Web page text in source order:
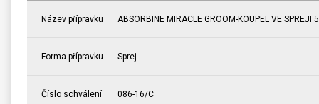
Název přípravku ABSORBINE MIRACLE GROOM-KOUPEL VE SPREJI
Forma přípravku Sprej
Číslo schválení 086-16/C